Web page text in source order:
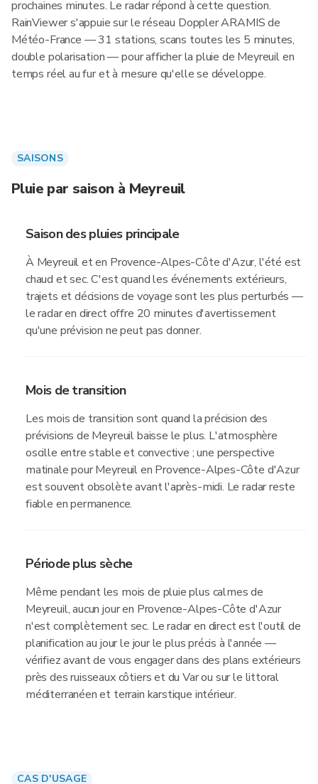
prochaines minutes. Le radar répond à cette question.
RainViewer s'appuie sur le réseau Doppler ARAMIS de
Météo-France — 31 stations, scans toutes les 5 minutes,
double polarisation — pour afficher la pluie de Meyreuil en
temps réel au fur et à mesure qu'elle se développe.
SAISONS
Pluie par saison à Meyreuil
Saison des pluies principale
À Meyreuil et en Provence-Alpes-Côte d'Azur, l'été est
chaud et sec. C'est quand les événements extérieurs,
trajets et décisions de voyage sont les plus perturbés —
le radar en direct offre 20 minutes d'avertissement
qu'une prévision ne peut pas donner.
Mois de transition
Les mois de transition sont quand la précision des
prévisions de Meyreuil baisse le plus. L'atmosphère
oscille entre stable et convective ; une perspective
matinale pour Meyreuil en Provence-Alpes-Côte d'Azur
est souvent obsolète avant l'après-midi. Le radar reste
fiable en permanence.
Période plus sèche
Même pendant les mois de pluie plus calmes de
Meyreuil, aucun jour en Provence-Alpes-Côte d'Azur
n'est complètement sec. Le radar en direct est l'outil de
planification au jour le jour le plus précis à l'année —
vérifiez avant de vous engager dans des plans extérieurs
près des ruisseaux côtiers et du Var ou sur le littoral
méditerranéen et terrain karstique intérieur.
CAS D'USAGE